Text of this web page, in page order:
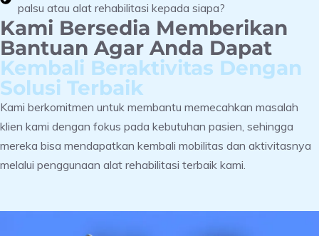
palsu atau alat rehabilitasi kepada siapa?
Kami Bersedia Memberikan
Bantuan Agar Anda Dapat
Kembali Beraktivitas Dengan
Solusi Terbaik
Kami berkomitmen untuk membantu memecahkan masalah
klien kami dengan fokus pada kebutuhan pasien, sehingga
mereka bisa mendapatkan kembali mobilitas dan aktivitasnya
melalui penggunaan alat rehabilitasi terbaik kami.